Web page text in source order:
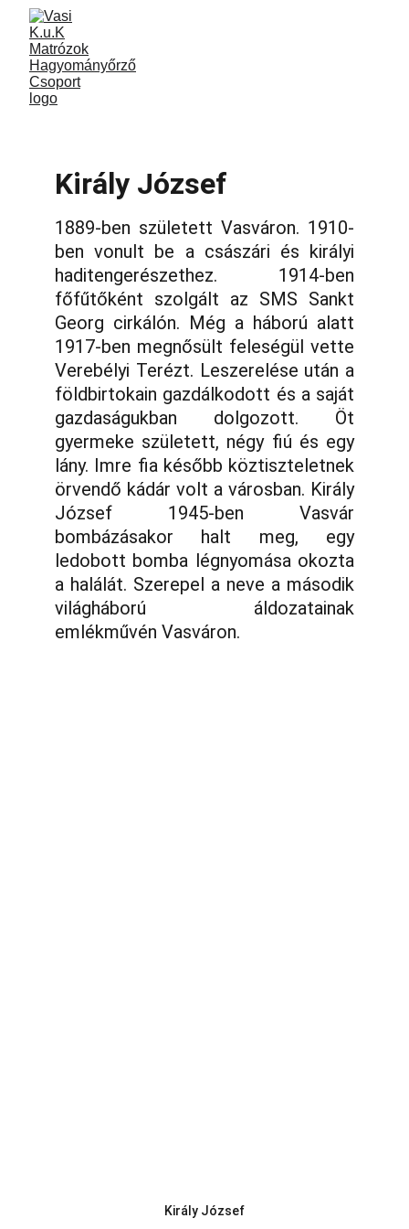
Király József
1889-ben született Vasváron. 1910-
ben vonult be a császári és királyi
haditengerészethez. 1914-ben
főfűtőként szolgált az SMS Sankt
Georg cirkálón. Még a háború alatt
1917-ben megnősült feleségül vette
Verebélyi Terézt. Leszerelése után a
földbirtokain gazdálkodott és a saját
gazdaságukban dolgozott. Öt
gyermeke született, négy fiú és egy
lány. Imre fia később köztiszteletnek
örvendő kádár volt a városban. Király
József 1945-ben Vasvár
bombázásakor halt meg, egy
ledobott bomba légnyomása okozta
a halálát. Szerepel a neve a második
világháború áldozatainak
emlékművén Vasváron.
Király József